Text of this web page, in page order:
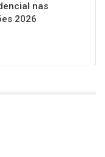
nas
2026